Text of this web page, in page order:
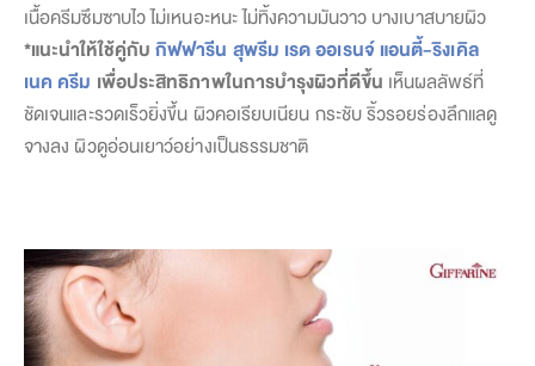
เนื้อครีมซึมซาบไว ไม่เหนอะหนะ ไม่ทิ้งความมันวาว บางเบาสบายผิว
*แนะนำให้ใช้คู่กับกิฟฟารีน สุพรีม เรด ออเรนจ์ แอนตี้-ริงเคิล
เนค ครีม เพื่อประสิทธิภาพในการบำรุงผิวที่ดีขึ้น เห็นผลลัพธ์ที่
ชัดเจนและรวดเร็วยิ่งขึ้น ผิวคอเรียบเนียน กระชับ ริ้วรอยร่องลึกแลดู
จางลง ผิวดูอ่อนเยาว์อย่างเป็นธรรมชาติ